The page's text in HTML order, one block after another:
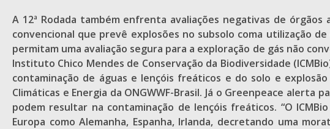
A 12ª Rodada também enfrenta avaliações negativas de
convencional que prevê explosões no subsolo coma utilização
permitam uma avaliação segura para a exploração de gás não
Instituto Chico Mendes de Conservação da Biodiversidade
contaminação de águas e lençóis freáticos e do solo e
Climáticas e Energia da ONGWWF-Brasil. Já o Greenpeace
podem resultar na contaminação de lençóis freáticos. “O
Europa como Alemanha, Espanha, Irlanda, decretando uma